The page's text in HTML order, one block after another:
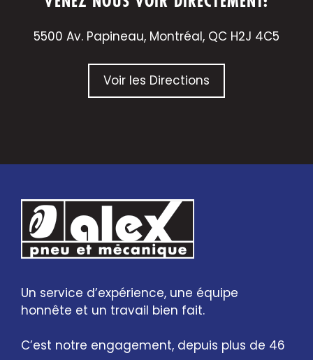
5500 Av. Papineau, Montréal, QC H2J 4C5
Voir les Directions
Un service d’expérience, une équipe
honnête et un travail bien fait.
C’est notre engagement, depuis plus de 46